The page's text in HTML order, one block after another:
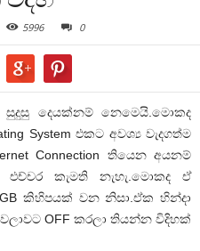
5996 0
දෙයක්නම් නෙමෙයි.මොකද
System එකට අවශ්‍ය වැදගත්ම
Connection තියෙන අයනම්
එච්චර කැමති නැහැ.මොකද ඒ
GB කිහිපයක් වන නිසා.ඒක හින්දා
OFF කරලා තියන්න විදිහක්